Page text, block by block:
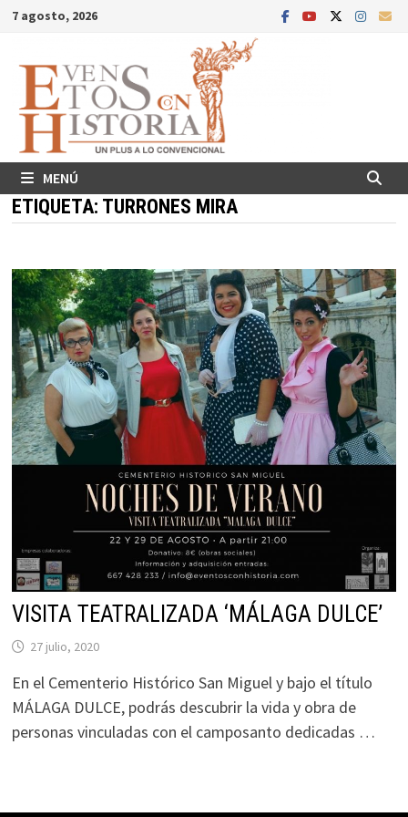
Saltar
contenido
7 agosto, 2026
MENÚ
ETIQUETA: TURRONES MIRA
VISITA TEATRALIZADA ‘MÁLAGA DULCE’
27 julio, 2020
En el Cementerio Histórico San Miguel y bajo el título
MÁLAGA DULCE, podrás descubrir la vida y obra de
personas vinculadas con el camposanto dedicadas …